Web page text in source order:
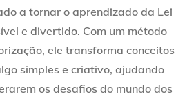
a tornar o aprendizado da Lei
e divertido. Com um método
ele transforma conceitos
simples e criativo, ajudando
os desafios do mundo dos